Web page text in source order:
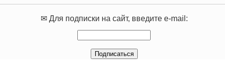
✉ Для подписки на сайт, введите e-mail: